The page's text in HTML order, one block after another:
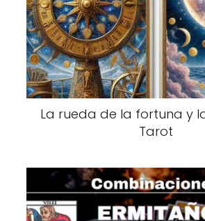
La rueda de la fortuna y
Tarot